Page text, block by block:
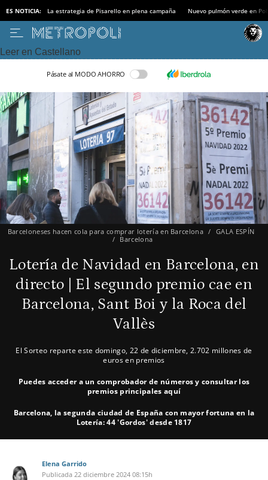
ES NOTICIA: La estrategia de Pisarello en plena campaña Nuevo pulmón verde en
Leer en Castellano
Pásate al MODO AHORRO
Barceloneses hacen cola para comprar lotería en Barcelona
GALA ESPÍN
Barcelona
Lotería de Navidad en Barcelona, en
directo | El segundo premio cae en
Barcelona, Sant Boi y la Roca del
Vallès
El Sorteo reparte este domingo, 22 de diciembre, 2.702 millones de
euros en premios
Puedes acceder a un comprobador de números y consultar los
premios principales aquí
Barcelona, la segunda ciudad de España con mayor fortuna en la
Lotería: 44 'Gordos' desde 1817
Elena Garrido
Publicada 22 diciembre 2024 08:15h